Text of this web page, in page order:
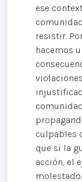
ese
resistir.
hacemos
culpables
que si la
acción, el